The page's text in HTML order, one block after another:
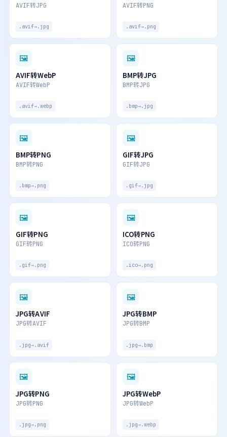
AVIF转JPG
.avif→.jpg
AVIF转PNG
.avif→.png
🖼
AVIF转WebP
AVIF转WebP
.avif→.webp
🖼
BMP转JPG
BMP转JPG
.bmp→.jpg
🖼
BMP转PNG
BMP转PNG
.bmp→.png
🖼
GIF转JPG
GIF转JPG
.gif→.jpg
🖼
GIF转PNG
GIF转PNG
.gif→.png
🖼
ICO转PNG
ICO转PNG
.ico→.png
🖼
JPG转AVIF
JPG转AVIF
.jpg→.avif
🖼
JPG转BMP
JPG转BMP
.jpg→.bmp
🖼
JPG转PNG
JPG转PNG
.jpg→.png
🖼
JPG转WebP
JPG转WebP
.jpg→.webp